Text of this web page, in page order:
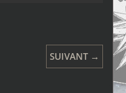
SUIVANT →